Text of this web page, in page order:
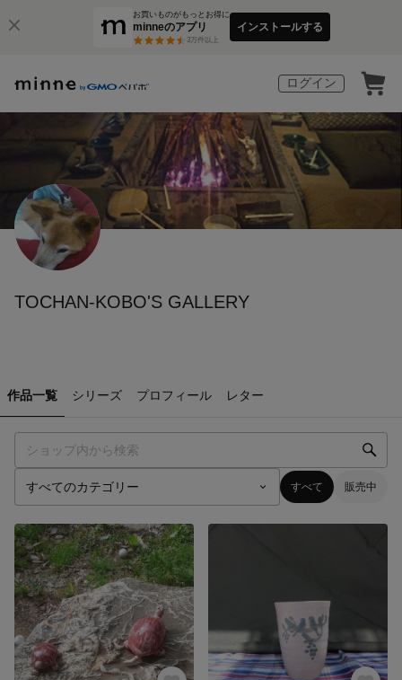
お買いものがもっとお得に
minneのアプリ
3万件以上
インストールする
ログイン
TOCHAN-KOBO'S GALLERY
作品一覧 シリーズ プロフィール レター
すべて 販売中